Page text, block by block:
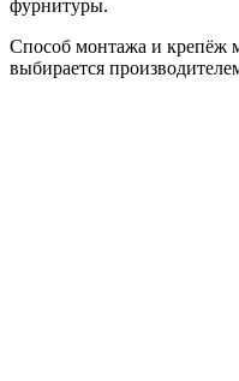
фурнитуры.
Способ монтажа и крепёж
выбирается